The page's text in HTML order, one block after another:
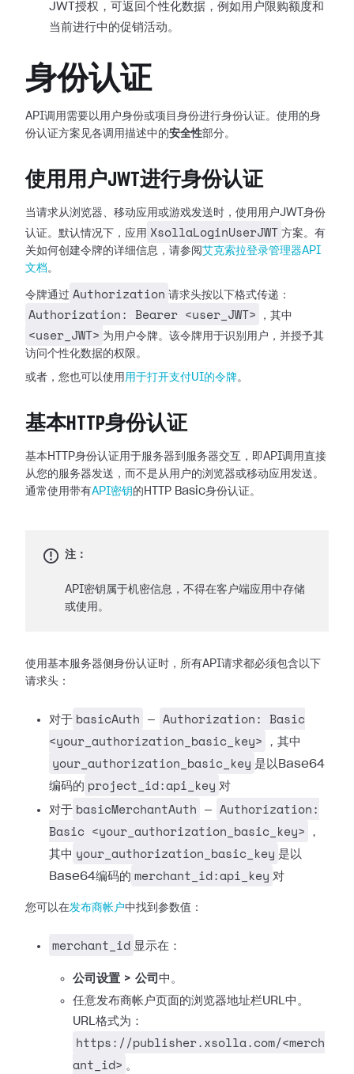
JWT授权，可返回个性化数据，例如用户限购额度和
当前进行中的促销活动。
身份认证
API调用需要以用户身份或项目身份进行身份认证。使用的身
份认证方案见各调用描述中的安全性部分。
使用用户JWT进行身份认证
当请求从浏览器、移动应用或游戏发送时，使用用户JWT身份
认证。默认情况下，应用 XsollaLoginUserJWT 方案。有
关如何创建令牌的详细信息，请参阅 艾克索拉登录管理器API
文档。
令牌通过 Authorization 请求头按以下格式传递：
Authorization: Bearer <user_JWT> ，其中
<user_JWT> 为用户令牌。该令牌用于识别用户，并授予其
访问个性化数据的权限。
或者，您也可以使用 用于打开支付UI的令牌。
基本HTTP身份认证
基本HTTP身份认证用于服务器到服务器交互，即API调用直接
从您的服务器发送，而不是从用户的浏览器或移动应用发送。
通常使用带有API密钥 的HTTP Basic身份认证。
注：
API密钥属于机密信息，不得在客户端应用中存储
或使用。
使用基本服务器侧身份认证时，所有API请求都必须包含以下
请求头：
对于 basicAuth —
Authorization: Basic
<your_authorization_basic_key>
，其中
your_authorization_basic_key 是以Base64
编码的 project_id:api_key 对
对于 basicMerchantAuth —
Authorization:
Basic <your_authorization_basic_key>
，
其中 your_authorization_basic_key 是以
Base64编码的 merchant_id:api_key 对
您可以在发布商帐户中找到参数值：
merchant_id 显示在：
公司设置 > 公司 中。
任意发布商帐户页面的浏览器地址栏URL中。
URL格式为：
https://publisher.xsolla.com/<merch
ant_id> 。